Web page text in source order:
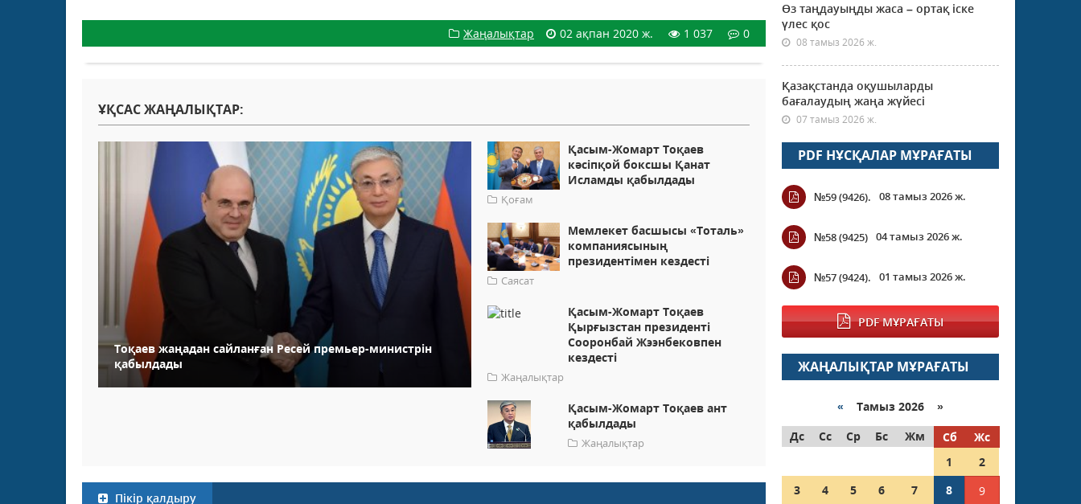
Жаңалықтар 02 ақпан 2020 ж. 1 037 0
ҰҚСАС ЖАҢАЛЫҚТАР:
Тоқаев жаңадан сайланған Ресей премьер-министрін
қабылдады
Қасым-Жомарт Тоқаев
кәсіпқой боксшы Қанат
Исламды қабылдады
Қоғам
Мемлекет басшысы «Тоталь»
компаниясының
президентімен кездесті
Саясат
Қасым-Жомарт Тоқаев
Қырғызстан президенті
Сооронбай Жээнбековпен
кездесті
Жаңалықтар
Қасым-Жомарт Тоқаев ант
қабылдады
Жаңалықтар
Пікір қалдыру
Өз таңдауыңды жаса – ортақ іске
үлес қос
08 тамыз 2026 ж.
Қазақстанда оқушыларды
бағалаудың жаңа жүйесі
07 тамыз 2026 ж.
PDF НҰСҚАЛАР МҰРАҒАТЫ
№59 (9426). 08 тамыз 2026 ж.
№58 (9425) 04 тамыз 2026 ж.
№57 (9424). 01 тамыз 2026 ж.
PDF МҰРАҒАТЫ
ЖАҢАЛЫҚТАР МҰРАҒАТЫ
« Тамыз 2026 »
Дс
Сс Ср Бс Жм Сб
Жс
1
2
3
4 5 6 7 8 9